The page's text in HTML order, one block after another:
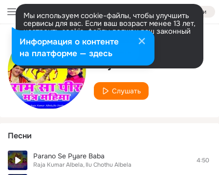
Войти
Мы используем cookie-файлы, чтобы улучшить
сервисы для вас. Если ваш возраст менее 13 лет,
настроить cookie-файлы должен ваш законный
представитель. Больше информации
Разрешить все Настроить
Исполнитель
Raja Kumar Albela
Слушать
Песни
Parano Se Pyare Baba
Raja Kumar Albela Ilu Chothu Albela
4:50
Информация о контенте
на платформе — здесь